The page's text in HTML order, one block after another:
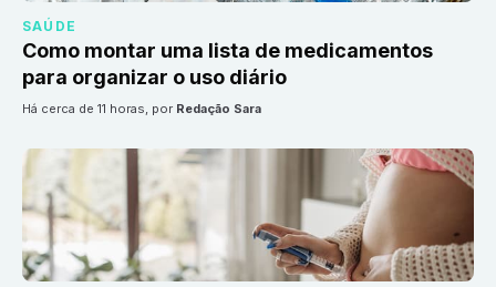
SAÚDE
Como montar uma lista de medicamentos
para organizar o uso diário
há cerca de 11 horas, por Redação Sara